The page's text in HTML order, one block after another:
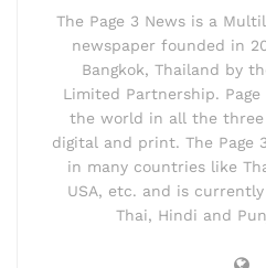
The Page 3 News is a
newspaper founded in
Bangkok, Thailand by
Limited Partnership.
the world in all the three
digital and print. The Page
in many countries like
USA, etc. and is
Thai, Hindi and